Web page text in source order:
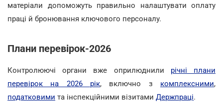
матеріали допоможуть правильно налаштувати оплату
праці й бронювання ключового персоналу.
Плани перевірок-2026
Контролюючі органи вже оприлюднили річні плани
перевірок на 2026 рік, включно з комплексними,
податковими та інспекційними візитами Держпраці.